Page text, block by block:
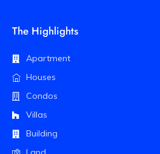
The Highlights
Apartment
Houses
Condos
Villas
Building